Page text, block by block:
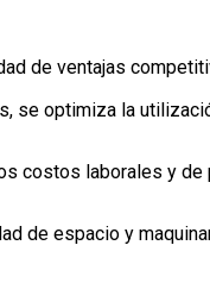
de ventajas
se optimiza la
costos laborales y de
de espacio y